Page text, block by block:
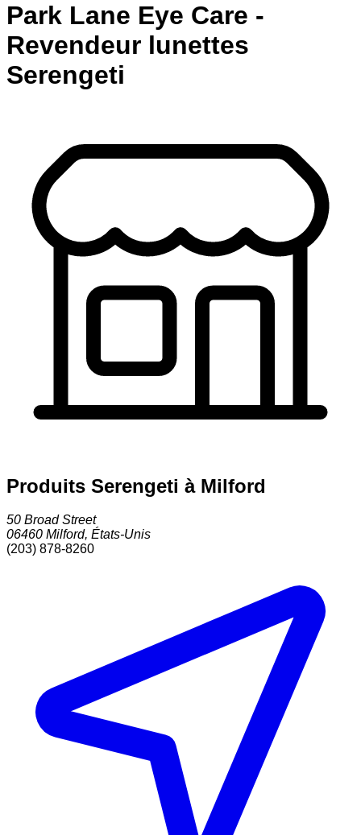
Park Lane Eye Care -
Revendeur lunettes
Serengeti
Produits Serengeti à Milford
50 Broad Street
06460 Milford, États-Unis
(203) 878-8260